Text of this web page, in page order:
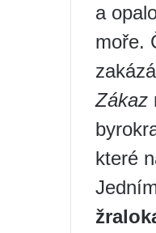
a
moře.
Zákaz
které